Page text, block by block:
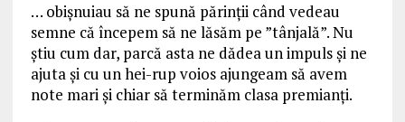
… obişnuiau să ne spună părinţii când vedeau
semne că începem să ne lăsăm pe ”tânjală”. Nu
ştiu cum dar, parcă asta ne dădea un impuls şi ne
ajuta şi cu un hei-rup voios ajungeam să avem
note mari şi chiar să terminăm clasa premianţi.